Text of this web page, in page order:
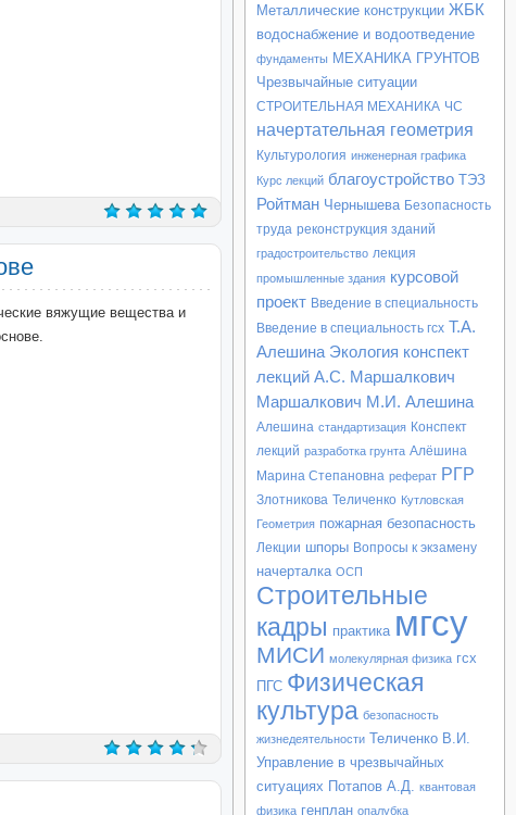
вяжущие вещества и
Металлические конструкции ЖБК
водоснабжение и водоотведение
фундаменты МЕХАНИКА ГРУНТОВ
Чрезвычайные ситуации
СТРОИТЕЛЬНАЯ МЕХАНИКА ЧС
начертательная геометрия
Культурология инженерная графика
Курс лекций благоустройство ТЭЗ
Ройтман Чернышева Безопасность
труда реконструкция зданий
градостроительство лекция
промышленные здания курсовой
проект Введение в специальность
Введение в специальность гсх Т.А.
Алешина Экология конспект
лекций А.С. Маршалкович
Маршалкович М.И. Алешина
Алешина стандартизация Конспект
лекций разработка грунта Алёшина
Марина Степановна реферат РГР
Злотникова Теличенко Кутловская
Геометрия пожарная безопасность
Лекции шпоры Вопросы к экзамену
начерталка ОСП
Строительные
кадры практика мгсу
МИСИ молекулярная физика гсх
ПГС Физическая
культура безопасность
жизнедеятельности Теличенко В.И.
Управление в чрезвычайных
ситуациях Потапов А.Д. квантовая
физика генплан опалубка